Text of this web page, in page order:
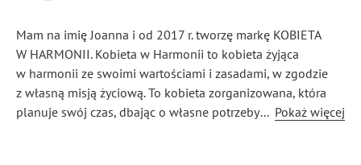
Mam na imię Joanna i od 2017 r. tworzę markę KOBIETA
W HARMONII. Kobieta w Harmonii to kobieta żyjąca
w harmonii ze swoimi wartościami i zasadami, w zgodzie
z własną misją życiową. To kobieta zorganizowana, która
planuje swój czas, dbając o własne potrzeby i zaspokaja je.
... Pokaż więcej